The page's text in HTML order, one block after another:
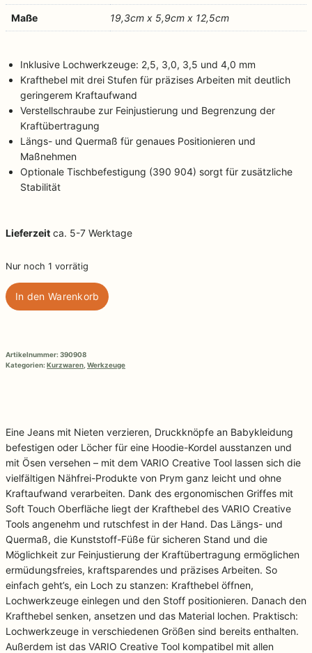
Maße 19,3cm x 5,9cm x 12,5cm
Inklusive Lochwerkzeuge: 2,5, 3,0, 3,5 und 4,0 mm
Krafthebel mit drei Stufen für präzises Arbeiten mit deutlich
geringerem Kraftaufwand
Verstellschraube zur Feinjustierung und Begrenzung der
Kraftübertragung
Längs- und Quermaß für genaues Positionieren und
Maßnehmen
Optionale Tischbefestigung (390 904) sorgt für zusätzliche
Stabilität
Lieferzeit ca. 5-7 Werktage
Nur noch 1 vorrätig
VARIO
Creative
Grün/Blau
Menge
In den Warenkorb
Artikelnummer:390908
Kategorien:Kurzwaren Werkzeuge
Eine Jeans mit Nieten verzieren, Druckknöpfe an Babykleidung
befestigen oder Löcher für eine Hoodie-Kordel ausstanzen und
mit Ösen versehen – mit dem VARIO Creative Tool lassen sich die
vielfältigen Nähfrei-Produkte von Prym ganz leicht und ohne
Kraftaufwand verarbeiten. Dank des ergonomischen Griffes mit
Soft Touch Oberfläche liegt der Krafthebel des VARIO Creative
Tools angenehm und rutschfest in der Hand. Das Längs- und
Quermaß, die Kunststoff-Füße für sicheren Stand und die
Möglichkeit zur Feinjustierung der Kraftübertragung ermöglichen
ermüdungsfreies, kraftsparendes und präzises Arbeiten. So
einfach geht’s, ein Loch zu stanzen: Krafthebel öffnen,
Lochwerkzeuge einlegen und den Stoff positionieren. Danach den
Krafthebel senken, ansetzen und das Material lochen. Praktisch:
Lochwerkzeuge in verschiedenen Größen sind bereits enthalten.
Außerdem ist das VARIO Creative Tool kompatibel mit allen